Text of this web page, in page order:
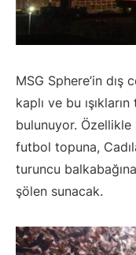
MSG Sphere’in dış
kaplı ve bu
bulunuyor. Özellikle
futbol topuna,
turuncu
şölen sunacak.